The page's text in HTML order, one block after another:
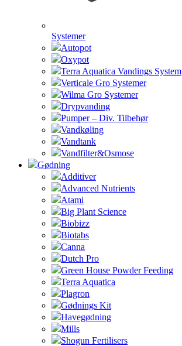
Systemer
Autopot
Oxypot
Terra Aquatica Vandings System
Verticale Gro Systemer
Wilma Gro Systemer
Drypvanding
Pumper – Div. Tilbehør
Vandkøling
Vandtank
Vandfilter&Osmose
Gødning
Additiver
Advanced Nutrients
Atami
Big Plant Science
Biobizz
Biotabs
Canna
Dutch Pro
Green House Powder Feeding
Terra Aquatica
Plagron
Gødnings Kit
Havegødning
Mills
Shogun Fertilisers